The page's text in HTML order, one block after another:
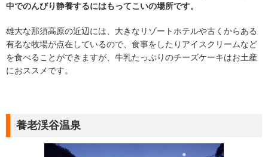
中でのんびり静養するにはもってこいの場所です。
雄大な那須高原の近辺には、大きなリゾートホテルや古くからある
有名な牧場が点在しているので、食事をしたりアイスクリームなど
を食べることができますが、牛乳たっぷりのチーズケーキはお土産
におススメです。
養老渓谷温泉